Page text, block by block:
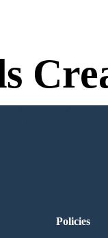
Needed
Policies